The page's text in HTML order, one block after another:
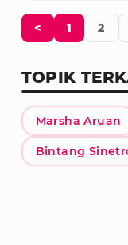
< 1 2
TOPIK
Marsha Aruan
Bintang